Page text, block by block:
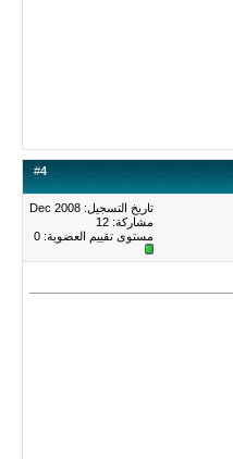
#4
تاريخ التسجيل: Dec 2008
مشاركة: 12
مستوى تقييم العضوية: 0